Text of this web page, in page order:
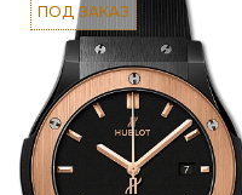
ПОД ЗАКАЗ